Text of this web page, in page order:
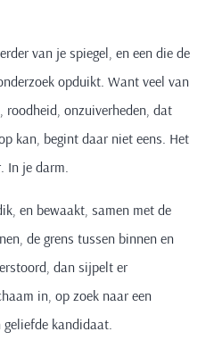
van je spiegel, en een die de
opduikt. Want veel van
onzuiverheden, dat
kan, begint daar niet eens. Het
In je darm.
en bewaakt, samen met de
de grens tussen binnen en
dan sijpelt er
in, op zoek naar een
kandidaat.